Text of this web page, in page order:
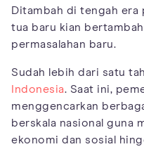
Ditambah di tengah era
tua baru kian
permasalahan baru.
Sudah lebih dari satu
Indonesia. Saat ini,
menggencarkan
berskala nasional guna
ekonomi dan sosial